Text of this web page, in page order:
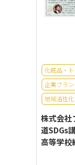
化粧品・
企業ブラ
地域活性化
株式会
道SDGs
高等学校